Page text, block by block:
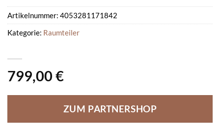
799,00 €
ZUM PARTNERSHOP
Artikelnummer: 4053281171842
Kategorie: Raumteiler